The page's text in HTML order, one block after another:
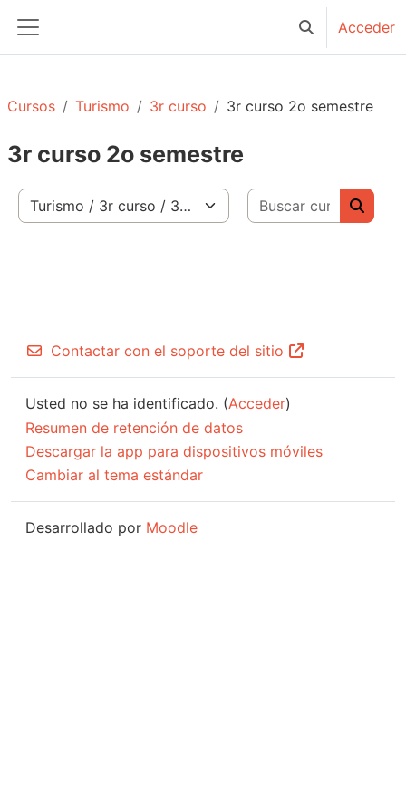
Panel lateral
Selector de
Acceder
Cursos Turismo 3r curso 3r curso 2o semestre
3r curso 2o semestre
Categorías
Buscar
Contactar con el soporte del sitio
Usted no se ha identificado. (Acceder)
Resumen de retención de datos
Descargar la app para dispositivos móviles
Cambiar al tema estándar
Desarrollado por Moodle